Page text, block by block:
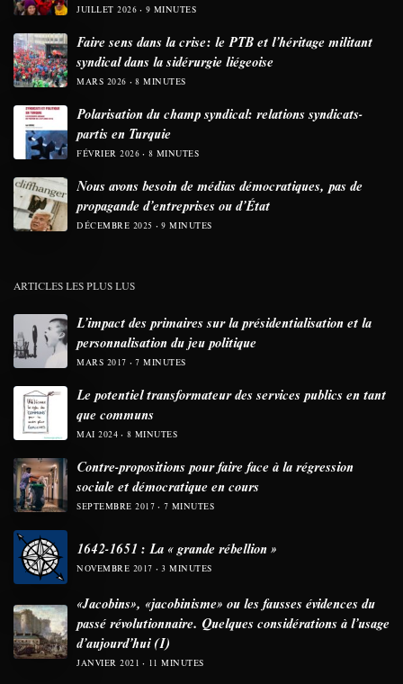
JUILLET 2026 9 MINUTES
Faire sens dans la crise: le PTB et l’héritage militant
syndical dans la sidérurgie liégeoise
MARS 2026 8 MINUTES
Polarisation du champ syndical: relations syndicats-
partis en Turquie
FÉVRIER 2026 8 MINUTES
Nous avons besoin de médias démocratiques, pas de
propagande d’entreprises ou d’État
DÉCEMBRE 2025 9 MINUTES
ARTICLES LES PLUS LUS
L’impact des primaires sur la présidentialisation et la
personnalisation du jeu politique
MARS 2017 7 MINUTES
Le potentiel transformateur des services publics en tant
que communs
MAI 2024 8 MINUTES
Contre-propositions pour faire face à la régression
sociale et démocratique en cours
SEPTEMBRE 2017 7 MINUTES
1642-1651 : La « grande rébellion »
NOVEMBRE 2017 3 MINUTES
«Jacobins», «jacobinisme» ou les fausses évidences du
passé révolutionnaire. Quelques considérations à l’usage
d’aujourd’hui (I)
JANVIER 2021 11 MINUTES